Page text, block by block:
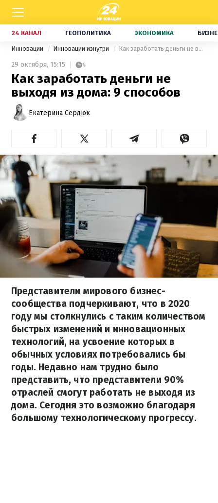
24 КАНАЛ ГЕОПОЛИТИКА ЭКОНОМИКА
Инновации Инновации изнутри Как заработать деньги не выходя из дома: 9 способов
29 октября, 15:15 4
Как заработать деньги не
выходя из дома: 9 способов
Екатерина Сердюк
Представители мирового бизнес-
сообщества подчеркивают, что в 2020
году мы столкнулись с таким количеством
быстрых изменений и инновационных
технологий, на усвоение которых в
обычных условиях потребовались бы
годы. Недавно нам трудно было
представить, что представители 90%
отраслей смогут работать не выходя из
дома. Сегодня это возможно благодаря
большому технологическому прогрессу.